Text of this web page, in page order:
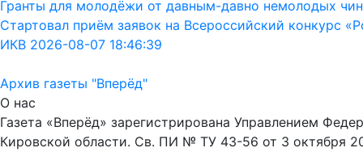
Гранты для молодёжи от давным-давно немолодых
Стартовал приём заявок на Всероссийский конкурс
ИКВ 2026-08-07 18:46:39
Архив газеты "Вперёд"
О нас
Газета «Вперёд» зарегистрирована Управлением
Кировской области. Св. ПИ № ТУ 43-56 от 3 октября